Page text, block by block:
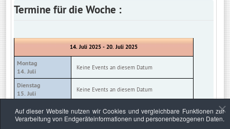
Termine für die Woche :
14. Juli 2025 - 20. Juli 2025
Montag
14. Juli
Keine Events an diesem Datum
Dienstag
15. Juli
Keine Events an diesem Datum
Mittwoch
16. Juli
Keine Events an diesem Datum
Auf dieser Website nutzen wir Cookies und vergleichbare Funktionen zur
Verarbeitung von Endgeräteinformationen und personenbezogenen Daten.